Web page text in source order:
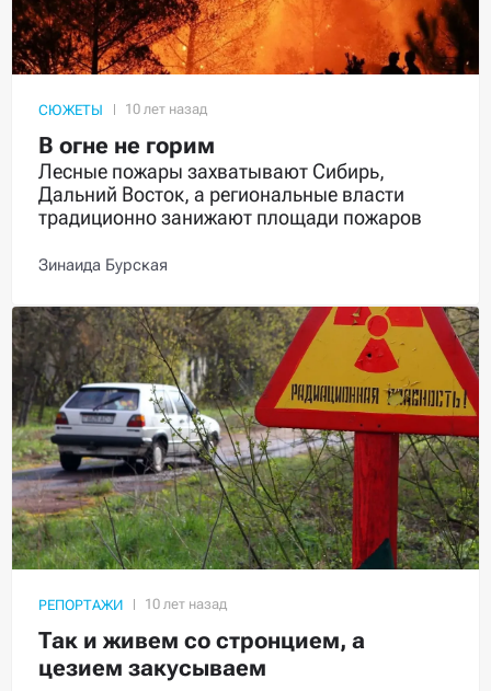
СЮЖЕТЫ
В огне не горим
Лесные пожары захватывают Сибирь,
Дальний Восток, а региональные власти
традиционно занижают площади пожаров
Зинаида Бурская
РЕПОРТАЖИ
Так и живем со стронцием, а
цезием закусываем